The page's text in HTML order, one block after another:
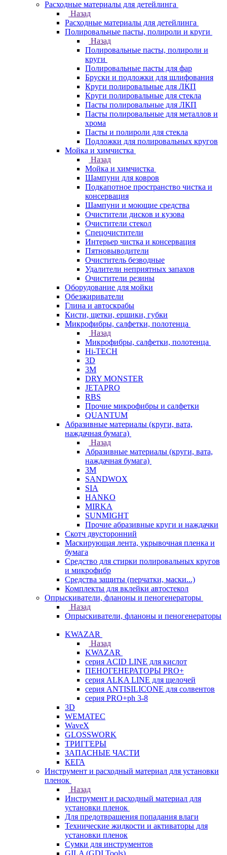
Расходные материалы для детейлинга
Назад
Расходные материалы для детейлинга
Полировальные пасты, полироли и круги
Назад
Полировальные пасты, полироли и
круги
Полировальные пасты для фар
Бруски и подложки для шлифования
Круги полировальные для ЛКП
Круги полировальные для стекла
Пасты полировальные для ЛКП
Пасты полировальные для металлов и
хрома
Пасты и полироли для стекла
Подложки для полировальных кругов
Мойка и химчистка
Назад
Мойка и химчистка
Шампуни для ковров
Подкапотное пространство чистка и
консервация
Шампуни и моющие средства
Очистители дисков и кузова
Очистители стекол
Спецочистители
Интерьер чистка и консервация
Пятновыводители
Очиститель безводные
Удалители неприятных запахов
Очистители резины
Оборудование для мойки
Обезжириватели
Глина и автоскрабы
Кисти, щетки, ершики, губки
Микрофибры, салфетки, полотенца
Назад
Микрофибры, салфетки, полотенца
Hi-TECH
3D
3М
DRY MONSTER
JETAPRO
RBS
Прочие микрофибры и салфетки
QUANTUM
Абразивные материалы (круги, вата,
наждачная бумага)
Назад
Абразивные материалы (круги, вата,
наждачная бумага)
3М
SANDWOX
SIA
HANKO
MIRKA
SUNMIGHT
Прочие абразивные круги и наждачки
Скотч двусторонний
Маскирующая лента, укрывочная пленка и
бумага
Средство для стирки полировальных кругов
и микрофибр
Средства защиты (перчатки, маски...)
Комплекты для вклейки автостекол
Опрыскиватели, фланоны и пеногенераторы
Назад
Опрыскиватели, фланоны и пеногенераторы
KWAZAR
Назад
KWAZAR
серия ACID LINE для кислот
ПЕНОГЕНЕРАТОРЫ PRO+
серия ALKA LINE для щелочей
серия ANTISILICONE для солвентов
серия PRO+ph 3-8
3D
WEMATEC
WaveX
GLOSSWORK
ТРИГГЕРЫ
ЗАПАСНЫЕ ЧАСТИ
КЕГА
Инструмент и расходный материал для установки
пленок
Назад
Инструмент и расходный материал для
установки пленок
Для предотвращения попадания влаги
Технические жидкости и активаторы для
установки пленок
Сумки для инструментов
GILA (GDI Tools)